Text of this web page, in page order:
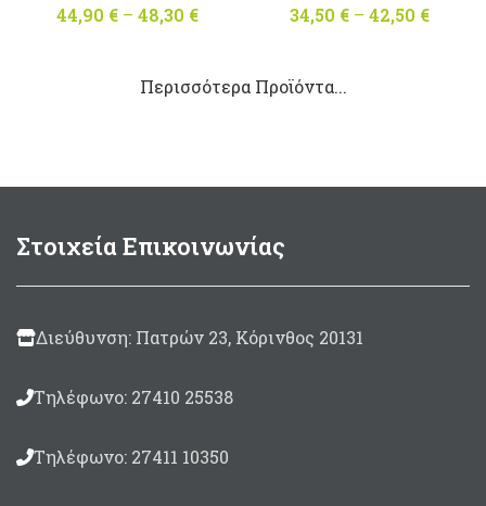
44,90 € – 48,30 €
through
34,50 € – 42,50 €
Περισσότερα Προϊόντα...
Στοιχεία Επικοινωνίας
Διεύθυνση: Πατρών 23, Κόρινθος 20131
Τηλέφωνο: 27410 25538
Τηλέφωνο: 27411 10350